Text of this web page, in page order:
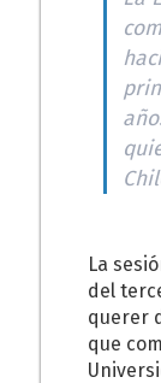
La
del
querer
que